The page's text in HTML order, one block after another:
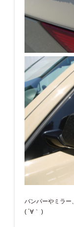
バンパーやミラー
( ´∀｀ )